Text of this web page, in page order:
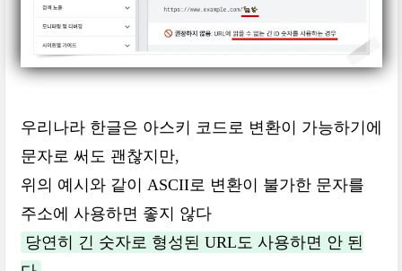
우리나라 한글은 아스키 코드로 변환이 가능하기에
문자로 써도 괜찮지만,
위의 예시와 같이 ASCII로 변환이 불가한 문자를
주소에 사용하면 좋지 않다
당연히 긴 숫자로 형성된 URL도 사용하면 안 된